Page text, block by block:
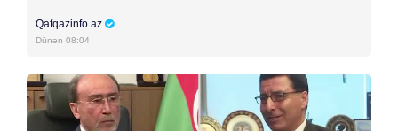
Qafqazinfo.az
Dünən 08:04